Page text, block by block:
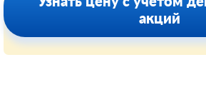
акций